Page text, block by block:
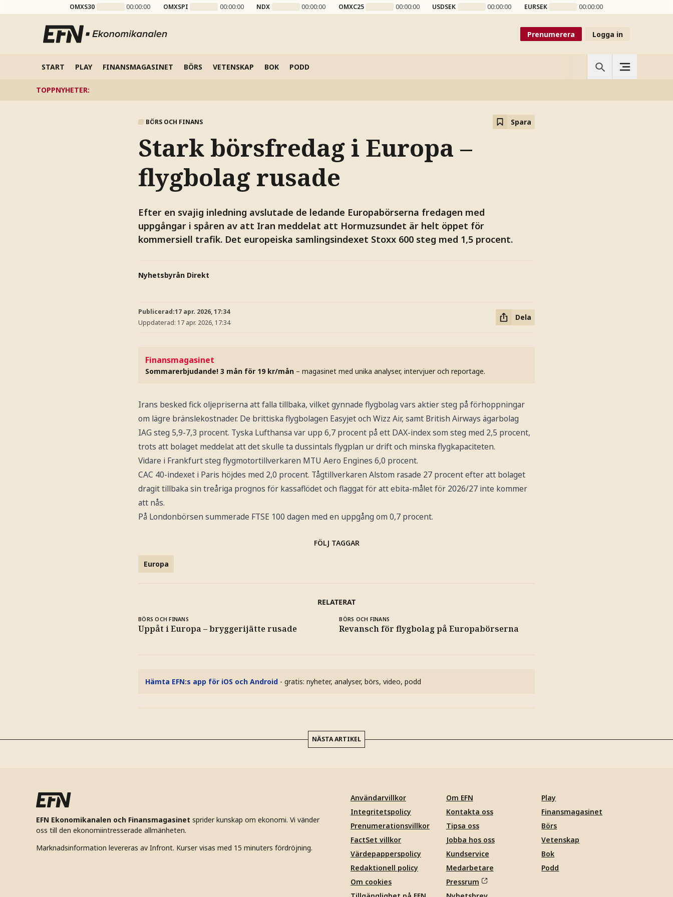
OMXS30 00:00:00 OMXSPI 00:00:00 NDX 00:00:00 OMXC25 00:00:00 USDSEK 00:00:00 EURSEK 00:00:00
Prenumerera Logga in
START PLAY FINANSMAGASINET BÖRS VETENSKAP BOK PODD
TOPPNYHETER:
BÖRS OCH FINANS Spara
Stark börsfredag i Europa –
flygbolag rusade
Efter en svajig inledning avslutade de ledande Europabörserna fredagen med
uppgångar i spåren av att Iran meddelat att Hormuzsundet är helt öppet för
kommersiell trafik. Det europeiska samlingsindexet Stoxx 600 steg med 1,5 procent.
Nyhetsbyrån Direkt
Publicerad:17 apr. 2026, 17:34
Uppdaterad: 17 apr. 2026, 17:34
Dela
Finansmagasinet
Sommarerbjudande! 3 mån för 19 kr/mån – magasinet med unika analyser, intervjuer och reportage.
Irans besked fick oljepriserna att falla tillbaka, vilket gynnade flygbolag vars aktier steg på förhoppningar
om lägre bränslekostnader. De brittiska flygbolagen Easyjet och Wizz Air, samt British Airways ägarbolag
IAG steg 5,9-7,3 procent. Tyska Lufthansa var upp 6,7 procent på ett DAX-index som steg med 2,5 procent,
trots att bolaget meddelat att det skulle ta dussintals flygplan ur drift och minska flygkapaciteten.
Vidare i Frankfurt steg flygmotortillverkaren MTU Aero Engines 6,0 procent.
CAC 40-indexet i Paris höjdes med 2,0 procent. Tågtillverkaren Alstom rasade 27 procent efter att bolaget
dragit tillbaka sin treåriga prognos för kassaflödet och flaggat för att ebita-målet för 2026/27 inte kommer
att nås.
På Londonbörsen summerade FTSE 100 dagen med en uppgång om 0,7 procent.
FÖLJ TAGGAR
Europa
RELATERAT
BÖRS OCH FINANS
Uppåt i Europa – bryggerijätte rusade
BÖRS OCH FINANS
Revansch för flygbolag på Europabörserna
Hämta EFN:s app för iOS och Android - gratis: nyheter, analyser, börs, video, podd
NÄSTA ARTIKEL
EFN Ekonomikanalen och Finansmagasinet sprider kunskap om ekonomi. Vi vänder
oss till den ekonomiintresserade allmänheten.
Marknadsinformation levereras av Infront. Kurser visas med 15 minuters fördröjning.
Användarvillkor
Integritetspolicy
Prenumerationsvillkor
FactSet villkor
Värdepapperspolicy
Redaktionell policy
Om cookies
Om EFN
Kontakta oss
Tipsa oss
Jobba hos oss
Kundservice
Medarbetare
Pressrum
Play
Finansmagasinet
Börs
Vetenskap
Bok
Podd